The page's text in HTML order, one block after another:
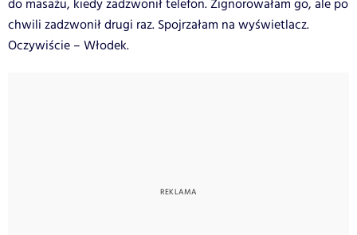
do masażu, kiedy zadzwonił telefon. Zignorowałam go, ale po
chwili zadzwonił drugi raz. Spojrzałam na wyświetlacz.
Oczywiście – Włodek.